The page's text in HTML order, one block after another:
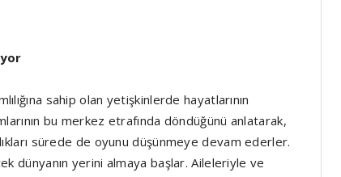
sahip olan yetişkinlerde hayatlarının
bu merkez etrafında döndüğünü anlatarak,
sürede de oyunu düşünmeye devam ederler.
dünyanın yerini almaya başlar. Aileleriyle ve